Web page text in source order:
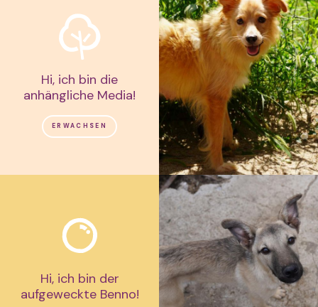
Hi, ich bin die
anhängliche Media!
ERWACHSEN
Hi, ich bin der
aufgeweckte Benno!